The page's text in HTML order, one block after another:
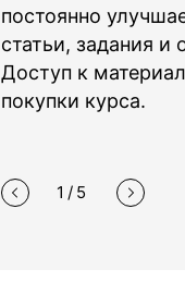
постоянно
статьи, задания
Доступ к
покупки курса.
1/5